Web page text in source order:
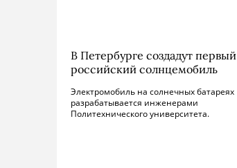
В Петербурге создадут первый
российский солнцемобиль
Электромобиль на солнечных батареях
разрабатывается инженерами
Политехнического университета.